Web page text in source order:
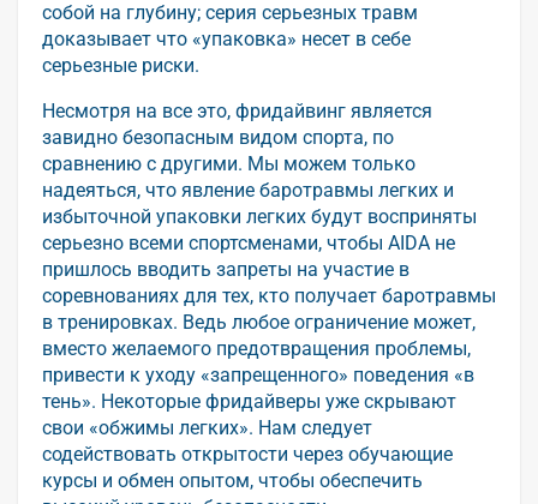
собой на глубину; серия серьезных травм
доказывает что «упаковка» несет в себе
серьезные риски.
Несмотря на все это, фридайвинг является
завидно безопасным видом спорта, по
сравнению с другими. Мы можем только
надеяться, что явление баротравмы легких и
избыточной упаковки легких будут восприняты
серьезно всеми спортсменами, чтобы AIDA не
пришлось вводить запреты на участие в
соревнованиях для тех, кто получает баротравмы
в тренировках. Ведь любое ограничение может,
вместо желаемого предотвращения проблемы,
привести к уходу «запрещенного» поведения «в
тень». Некоторые фридайверы уже скрывают
свои «обжимы легких». Нам следует
содействовать открытости через обучающие
курсы и обмен опытом, чтобы обеспечить